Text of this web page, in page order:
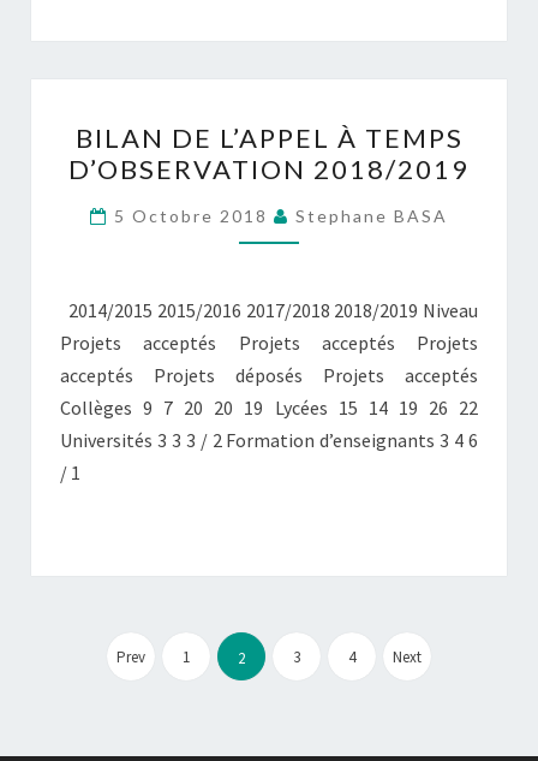
DE
L’APPEL
À
TEMPS
2018/2019
BILAN DE L’APPEL À TEMPS
D’OBSERVATION 2018/2019
5 Octobre 2018 Stephane BASA
2014/2015 2015/2016 2017/2018 2018/2019 Niveau
Projets acceptés Projets acceptés Projets
acceptés Projets déposés Projets acceptés
Collèges 9 7 20 20 19 Lycées 15 14 19 26 22
Universités 3 3 3 / 2 Formation d’enseignants 3 4 6
/ 1
des
Prev 1 2 3 4 Next